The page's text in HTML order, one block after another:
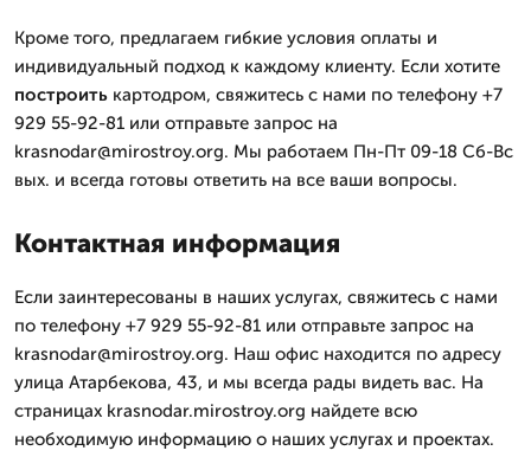
Кроме того, предлагаем гибкие условия оплаты и
индивидуальный подход к каждому клиенту. Если хотите
построить картодром, свяжитесь с нами по телефону +7
929 55-92-81 или отправьте запрос на
krasnodar@mirostroy.org. Мы работаем Пн-Пт 09-18 Сб-Вс
вых. и всегда готовы ответить на все ваши вопросы.
Контактная информация
Если заинтересованы в наших услугах, свяжитесь с нами
по телефону +7 929 55-92-81 или отправьте запрос на
krasnodar@mirostroy.org. Наш офис находится по адресу
улица Атарбекова, 43, и мы всегда рады видеть вас. На
страницах krasnodar.mirostroy.org найдете всю
необходимую информацию о наших услугах и проектах.